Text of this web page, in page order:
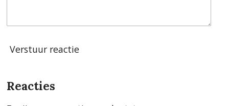
Verstuur reactie
Reacties